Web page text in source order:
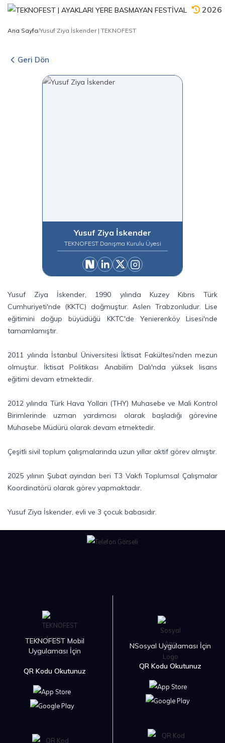
2026
Ana Sayfa/Yusuf Ziya İskender | TEKNOFEST
Geri Dön
Yusuf Ziya İskender
TEKNOFEST Danışma Kurulu Üyesi
Yusuf Ziya İskender, 1990 yılında Kuzey Kıbrıs Türk
Cumhuriyeti'nde (KKTC) doğmuştur. Aslen Trabzonludur. Lise
eğitimini doğup büyüdüğü KKTC'de Yenierenköy Lisesi'nde
tamamlamıştır.
2011 yılında İstanbul Üniversitesi İktisat Fakültesi'nden mezun
olmuştur. İktisat Politikası Anabilim Dalı'nda yüksek lisans
eğitimi devam etmektedir.
2012 yılında Türk Hava Yolları (THY) Muhasebe ve Mali Kontrol
Birimlerinde uzman yardımcısı olarak başladığı görevine
Muhasebe Müdürü olarak devam etmektedir.
Çeşitli sivil toplum çalışmalarında uzun yıllar aktif görev almıştır.
2025 yılının Şubat ayından beri T3 Vakfı Toplumsal Çalışmalar
Koordinatörü olarak görev yapmaktadır.
Yusuf Ziya İskender, evli ve 3 çocuk babasıdır.
TEKNOFEST Mobil
Uygulaması İçin
QR Kodu Okutunuz
NSosyal Uygulaması İçin
QR Kodu Okutunuz